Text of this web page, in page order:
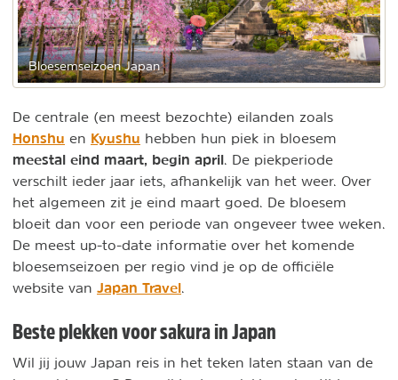
Bloesemseizoen Japan
De centrale (en meest bezochte) eilanden zoals
Honshu en Kyushu hebben hun piek in bloesem
meestal eind maart, begin april . De piekperiode
verschilt ieder jaar iets, afhankelijk van het weer. Over
het algemeen zit je eind maart goed. De bloesem
bloeit dan voor een periode van ongeveer twee weken.
De meest up-to-date informatie over het komende
bloesemseizoen per regio vind je op de officiële
website van Japan Travel
Beste plekken voor sakura in Japan
Wil jij jouw Japan reis in het teken laten staan van de